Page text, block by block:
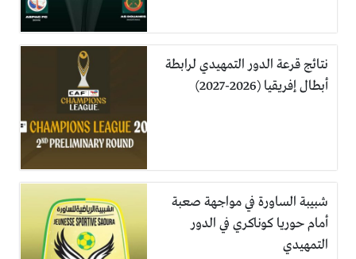
نتائج قرعة الدور التمهيدي لرابطة
أبطال إفريقيا (2026-2027)
شبيبة الساورة في مواجهة صعبة
أمام حوريا كوناكري في الدور
التمهيدي